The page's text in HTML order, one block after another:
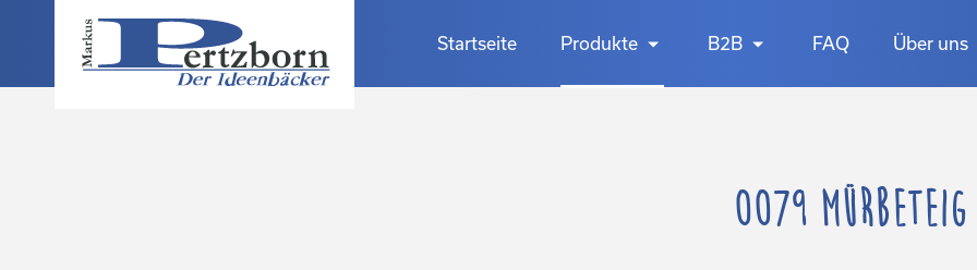
Startseite Produkte B2B FAQ Über uns
0079